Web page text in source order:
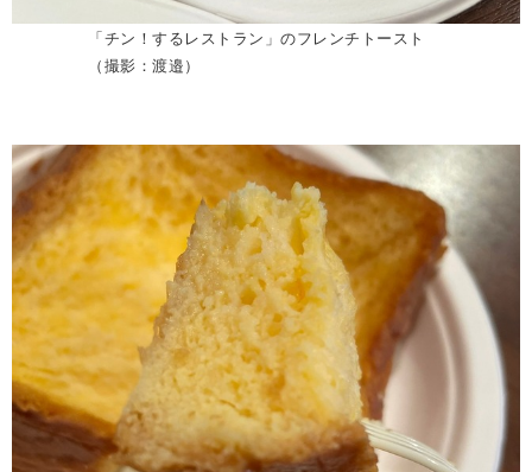
「チン！するレストラン」のフレンチトースト
（撮影：渡邉）